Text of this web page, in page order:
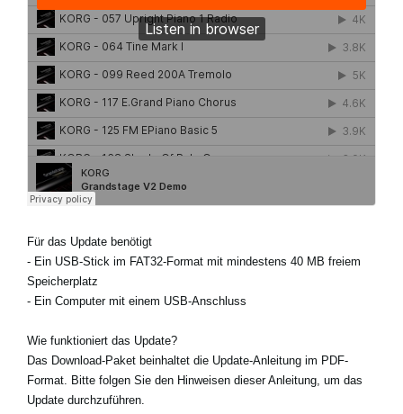
Für das Update benötigt
- Ein USB-Stick im FAT32-Format mit mindestens 40 MB freiem
Speicherplatz
- Ein Computer mit einem USB-Anschluss
Wie funktioniert das Update?
Das Download-Paket beinhaltet die Update-Anleitung im PDF-
Format. Bitte folgen Sie den Hinweisen dieser Anleitung, um das
Update durchzuführen.